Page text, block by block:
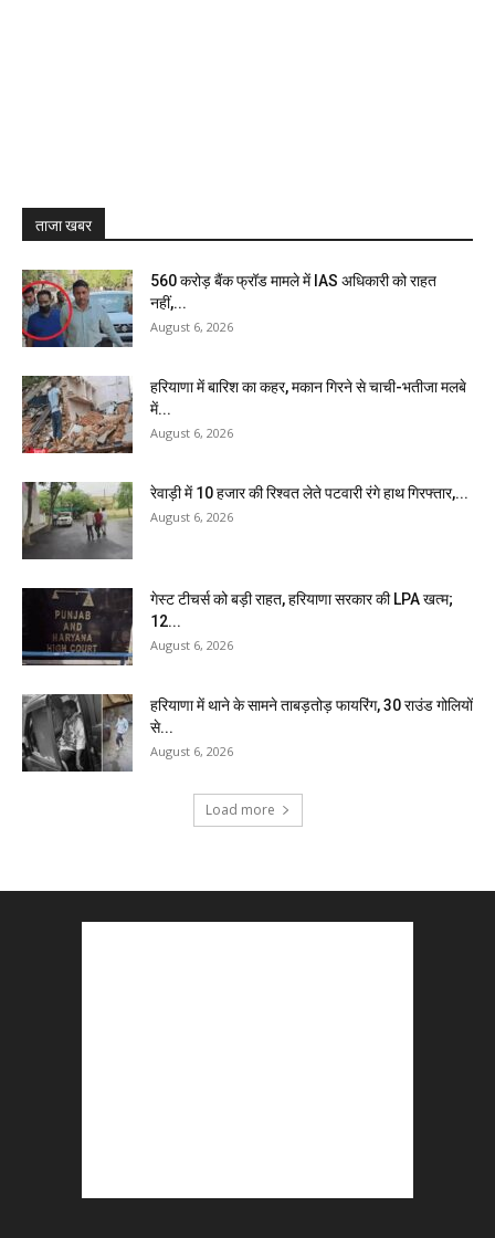
ताजा खबर
₹560 करोड़ बैंक फ्रॉड मामले में IAS अधिकारी को राहत
नहीं,...
August 6, 2026
हरियाणा में बारिश का कहर, मकान गिरने से चाची-भतीजा मलबे
में...
August 6, 2026
रेवाड़ी में 10 हजार की रिश्वत लेते पटवारी रंगे हाथ गिरफ्तार,...
August 6, 2026
गेस्ट टीचर्स को बड़ी राहत, हरियाणा सरकार की LPA खत्म;
12...
August 6, 2026
हरियाणा में थाने के सामने ताबड़तोड़ फायरिंग, 30 राउंड गोलियों
से...
August 6, 2026
Load more